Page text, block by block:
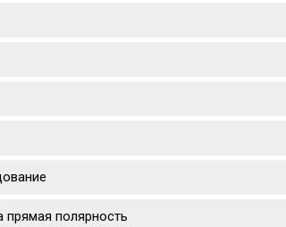
прямая полярность